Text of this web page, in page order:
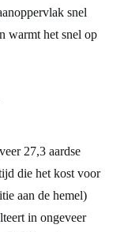
snel
warmt het snel op
27,3 aardse
die het kost voor
aan de hemel)
in ongeveer